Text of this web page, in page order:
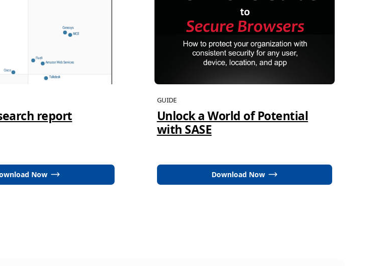
report
Now
GUIDE
Unlock a World of Potential
with SASE
Download Now